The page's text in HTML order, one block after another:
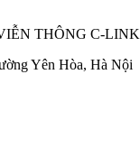
THÔNG C-LINK
Yên Hòa, Hà Nội